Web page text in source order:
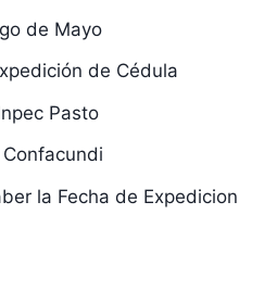
de Mayo
de Cédula
Pasto
la Fecha de Expedicion